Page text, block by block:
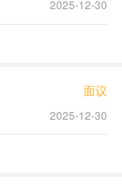
2025-12-30
面议
2025-12-30